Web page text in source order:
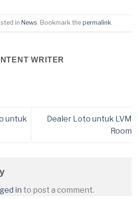
in News. Bookmark the permalink.
WRITER
untuk
Dealer Loto untuk LVM
Room
in to post a comment.